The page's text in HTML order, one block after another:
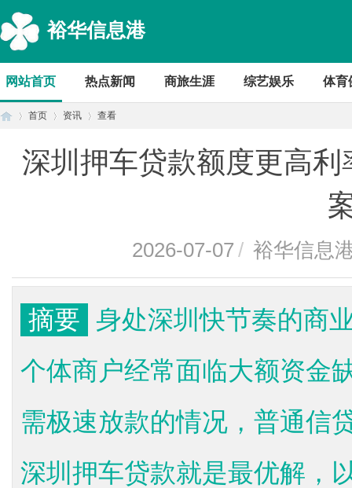
裕华信息港
网站首页 热点新闻 商旅生涯 综艺娱乐 体育
首页 资讯 查看
深圳押车贷款额度更高
2026-07-07 / 裕华信息
摘要 身处深圳快节奏的商
个体商户经常面临大额资金
需极速放款的情况，普通信
深圳押车贷款就是最优解，